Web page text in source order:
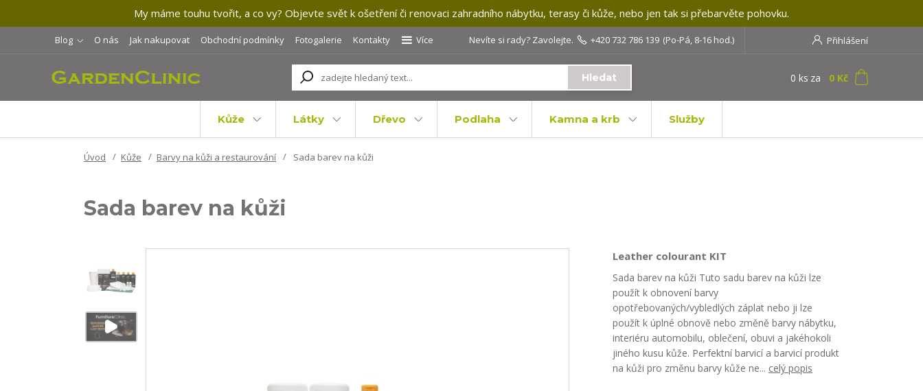
My máme touhu tvořit, a co vy? Objevte svět k ošetření či renovaci zahradního nábytku, terasy či kůže, nebo jen tak si přebarvěte pohovku.
Blog O nás Jak nakupovat Obchodní podmínky Fotogalerie Kontakty Více Přihlášení
Hledat
Nevíte si rady? Zavolejte. +420 732 786 139 (Po-Pá, 8-16 hod.)
0 ks za 0 Kč
Kůže Látky Dřevo Podlaha Kamna a krb Služby
Úvod Kůže Barvy na kůži a restaurování Sada barev na kůži
Sada barev na kůži
Leather colourant KIT
Sada barev na kůži Tuto sadu barev na kůži lze
použít k obnovení barvy
opotřebovaných/vybledlých záplat nebo ji lze
použít k úplné obnově nebo změně barvy nábytku,
interiéru automobilu, oblečení, obuvi a jakéhokoli
jiného kusu kůže. Perfektní barvicí a barvicí produkt
na kůži pro změnu barvy kůže ne... celý popis